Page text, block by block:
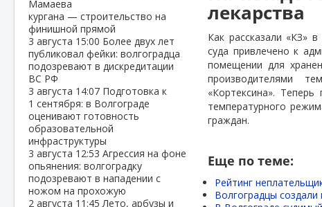
Мамаева
кургана — строительство на
финишной прямой
3 августа 15:00 Более двух лет
публиковал фейки: волгоградца
подозревают в дискредитации
ВС РФ
3 августа 14:07 Подготовка к
1 сентября: в Волгограде
оценивают готовность
образовательной
инфраструктуры
3 августа 12:53 Агрессия на фоне
опьянения: волгоградку
подозревают в нападении с
ножом на прохожую
2 августа 11:45Лето, арбузы и
лекарства
Как рассказали «КЗ»
суда привлечено к
помещении для
производителями
«Кортексина».
температурного
граждан.
Еще по теме:
Рейтинг
Волгоградцы